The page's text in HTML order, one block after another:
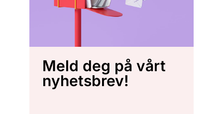
Meld deg på vårt
nyhetsbrev!